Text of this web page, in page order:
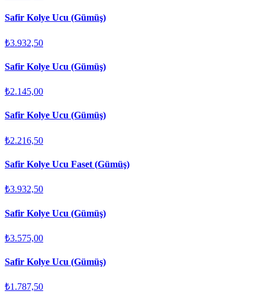
Safir Kolye Ucu (Gümüş)
₺3.932,50
Safir Kolye Ucu (Gümüş)
₺2.145,00
Safir Kolye Ucu (Gümüş)
₺2.216,50
Safir Kolye Ucu Faset (Gümüş)
₺3.932,50
Safir Kolye Ucu (Gümüş)
₺3.575,00
Safir Kolye Ucu (Gümüş)
₺1.787,50